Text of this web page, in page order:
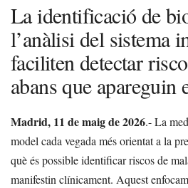
La identificació de
l’anàlisi del sistema
faciliten detectar
abans que apareguin
Madrid, 11 de maig de 2026.- La
model cada vegada més orientat a la
què és possible identificar riscos de
manifestin clínicament. Aquest